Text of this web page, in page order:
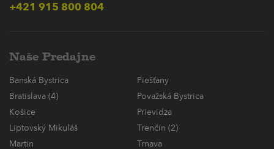
+421 915 800 804
Naše Predajne
Banská Bystrica
Piešťany
Bratislava (4)
Považská Bystrica
Košice
Prievidza
Liptovský Mikuláš
Trenčín (2)
Martin
Trnava